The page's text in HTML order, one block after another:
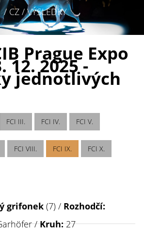
/ CZ / VÝSLEDKY
Prague Expo
12. 2025 -
jednotlivých
FCI III. FCI IV. FCI V.
FCI VIII. FCI IX. FCI X.
grifonek (7) / Rozhodčí:
/Kruh:27